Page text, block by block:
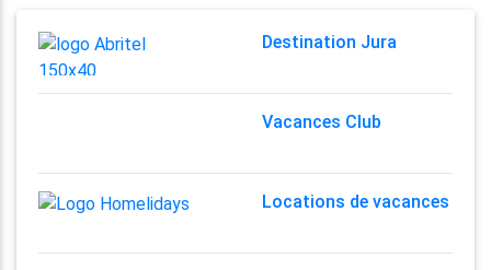
Destination Jura
Vacances Club
Locations de vacances